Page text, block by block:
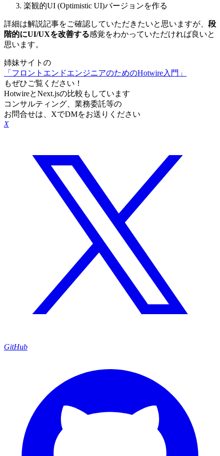
楽観的UI (Optimistic UI)バージョンを作る
詳細は解説記事をご確認していただきたいと思いますが、 段
階的にUI/UXを改善する感覚をわかっていただければ良いと
思います。
姉妹サイトの
「フロントエンドエンジニアのためのHotwire入門」
もぜひご覧ください！
HotwireとNext.jsの比較もしています
コンサルティング、業務委託等の
お問合せは、XでDMをお送りください
X
GitHub